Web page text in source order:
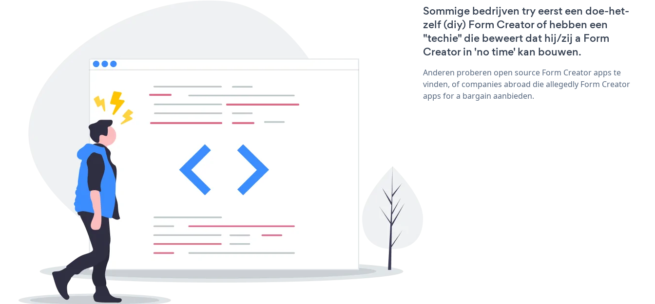
Sommige bedrijven try eerst een doe-het-
zelf (diy) Form Creator of hebben een
"techie" die beweert dat hij/zij a Form
Creator in 'no time' kan bouwen.
Anderen proberen open source Form Creator apps te
vinden, of companies abroad die allegedly Form Creator
apps for a bargain aanbieden.